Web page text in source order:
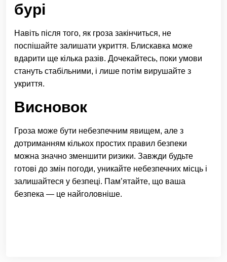
бурі
Навіть після того, як гроза закінчиться, не
поспішайте залишати укриття. Блискавка може
вдарити ще кілька разів. Дочекайтесь, поки умови
стануть стабільними, і лише потім вирушайте з
укриття.
Висновок
Гроза може бути небезпечним явищем, але з
дотриманням кількох простих правил безпеки
можна значно зменшити ризики. Завжди будьте
готові до змін погоди, уникайте небезпечних місць і
залишайтеся у безпеці. Пам’ятайте, що ваша
безпека — це найголовніше.